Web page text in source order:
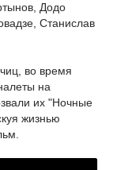
Додо
Станислав
во время
на
их "Ночные
жизнью